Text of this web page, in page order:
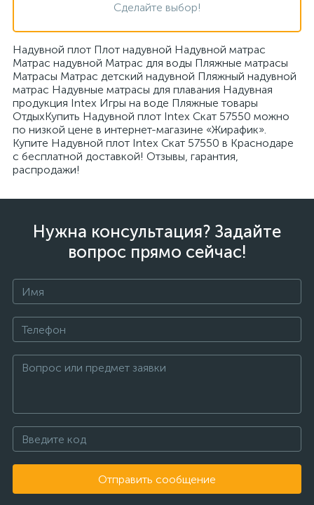
Сделайте выбор!
Надувной плот Плот надувной Надувной матрас
Матрас надувной Матрас для воды Пляжные матрасы
Матрасы Матрас детский надувной Пляжный надувной
матрас Надувные матрасы для плавания Надувная
продукция Intex Игры на воде Пляжные товары
ОтдыхКупить Надувной плот Intex Скат 57550 можно
по низкой цене в интернет-магазине «Жирафик».
Купите Надувной плот Intex Скат 57550 в Краснодаре
с бесплатной доставкой! Отзывы, гарантия,
распродажи!
Нужна консультация? Задайте
вопрос прямо сейчас!
Отправить сообщение